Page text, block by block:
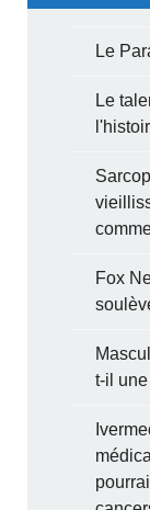
Le
Le
Fox
t-il